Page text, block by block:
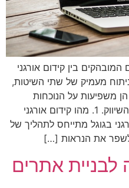
בין קידום אורגני
מעמיק של שתי השיטות,
הן משפיעות על הנוכחות
המקוונת של עסקים ואסטרטגיית השיווק. 1. מהו קידום אורגני
בגוגל מתייחס לתהליך של
לשפר את הנראות […]
לבניית אתרים